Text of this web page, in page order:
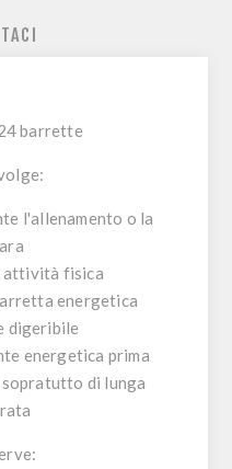
barrette
l'allenamento o la
attività fisica
energetica
digeribile
energetica prima
di lunga